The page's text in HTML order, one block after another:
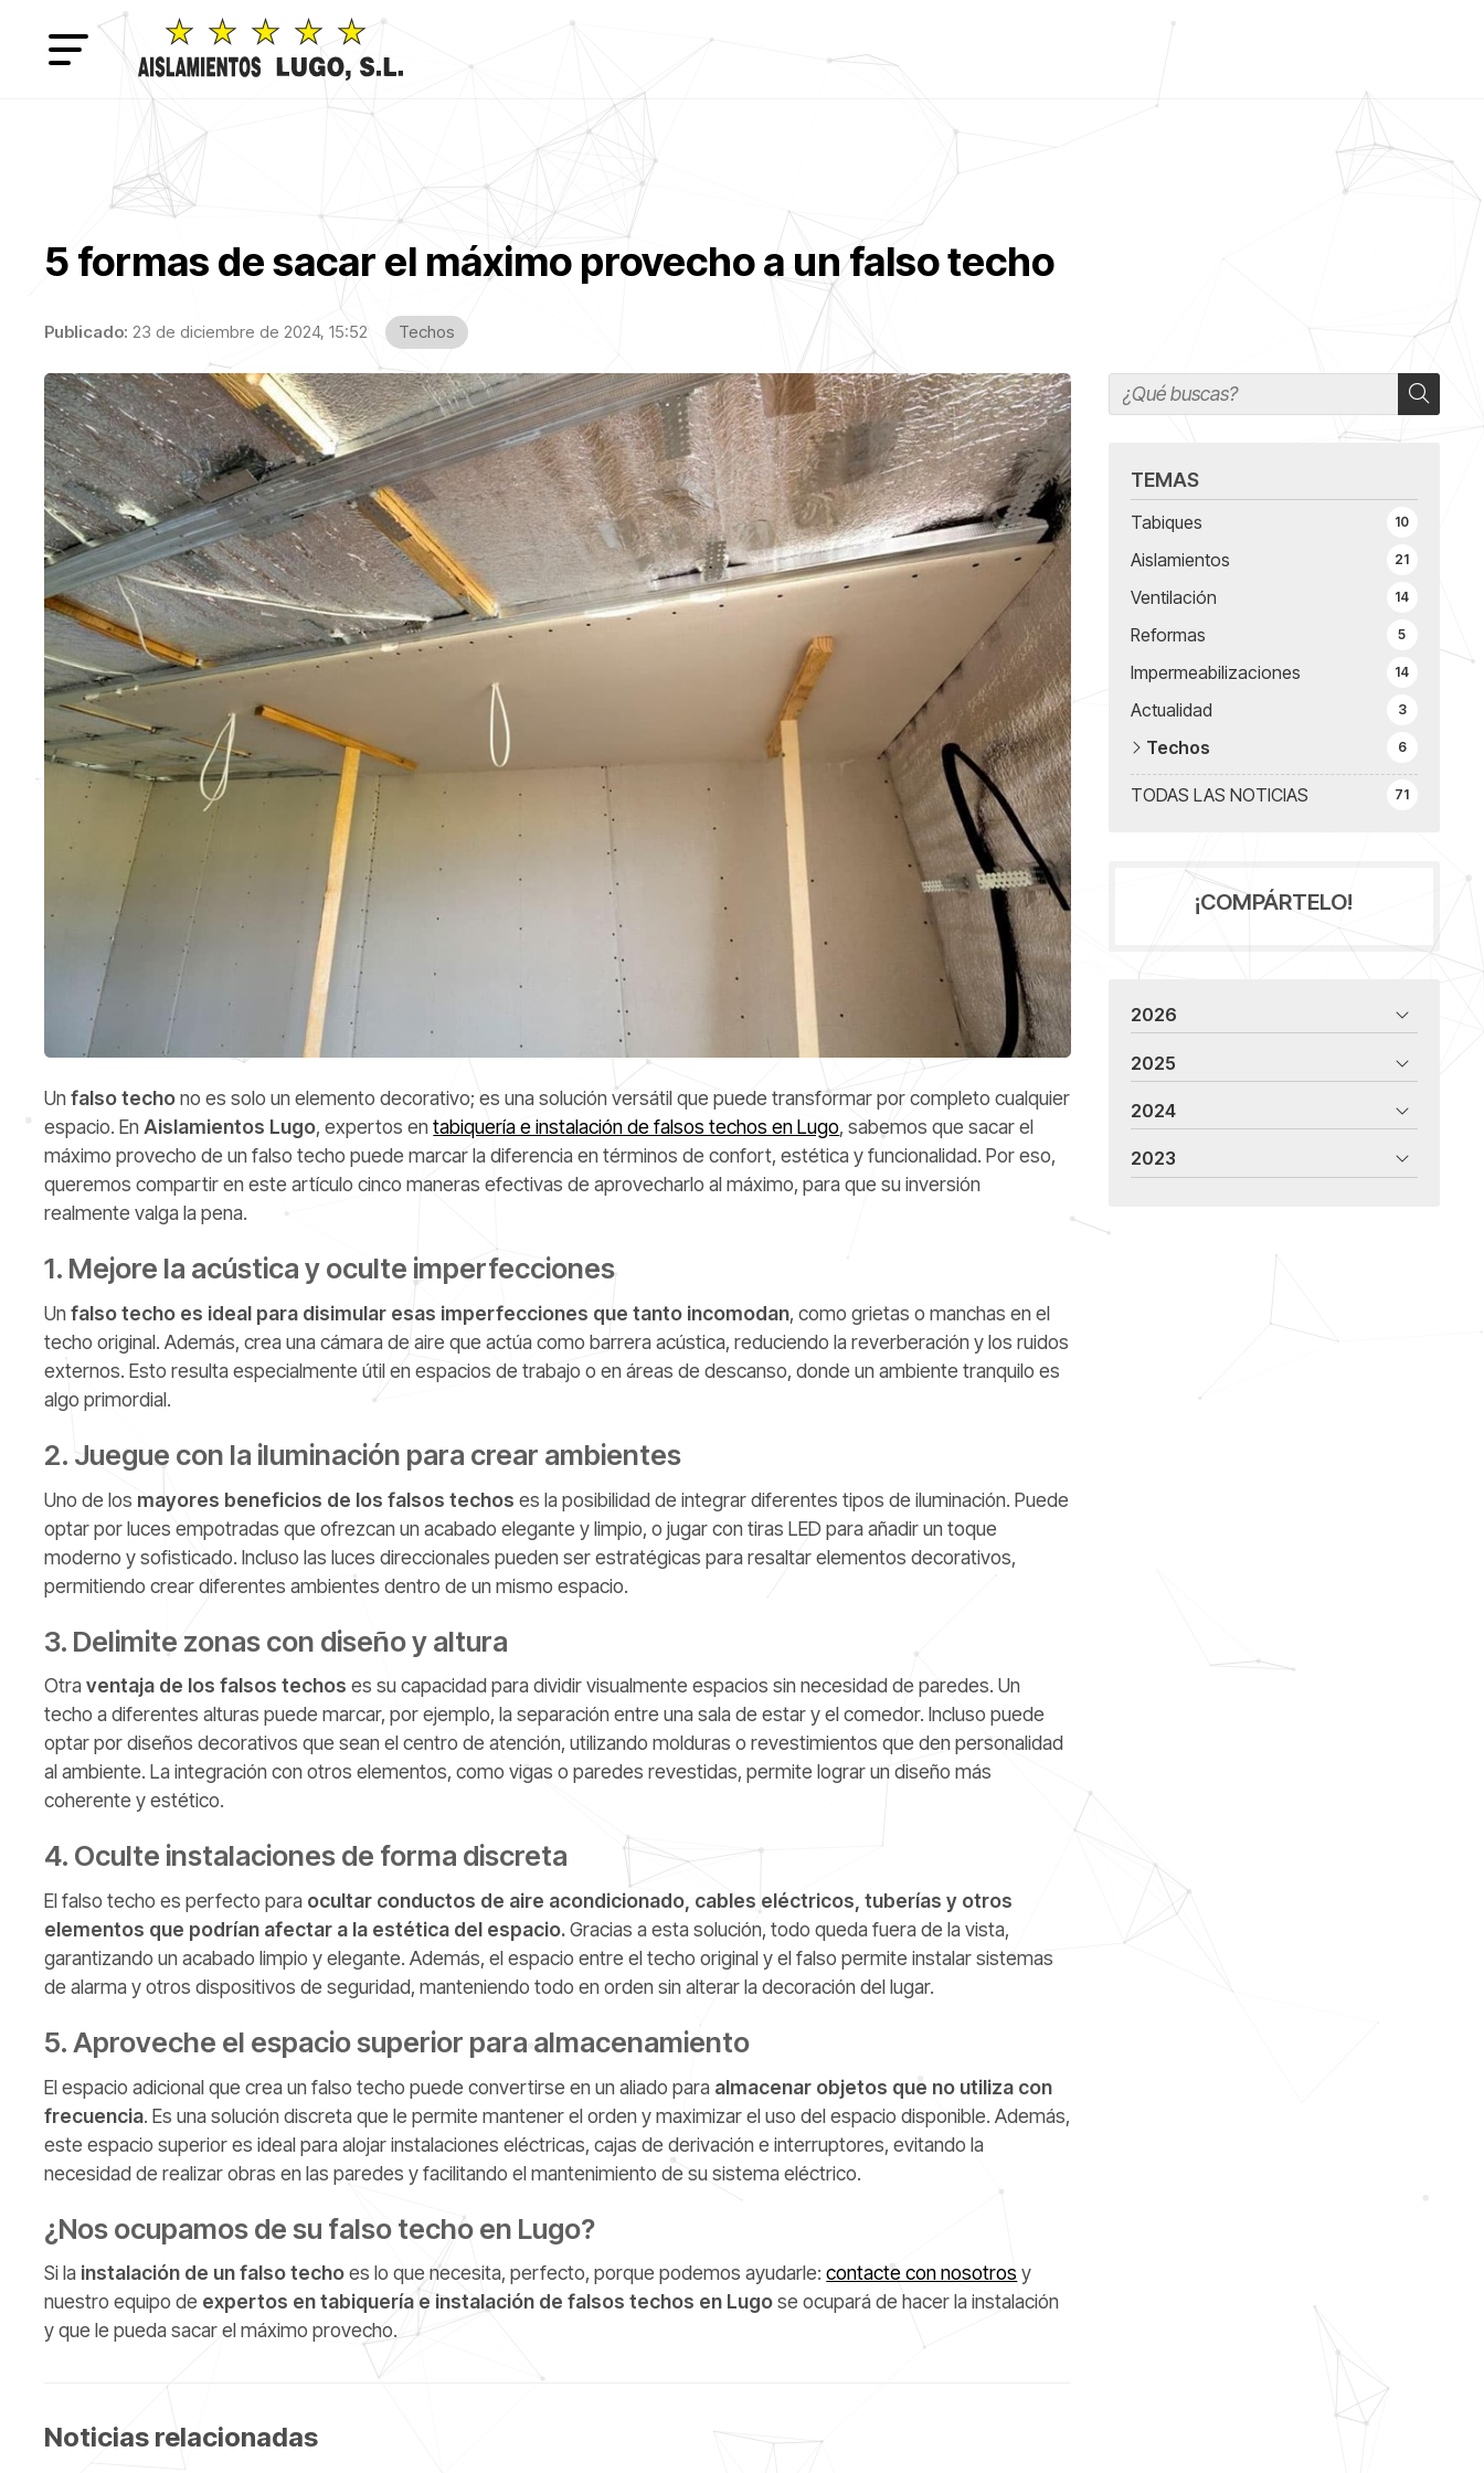
5 formas de sacar el máximo provecho a un falso techo
Publicado: 23 de diciembre de 2024, 15:52 Techos
TEMAS
TODAS LAS NOTICIAS 71
Tabiques 10
Aislamientos 21
Ventilación 14
Reformas 5
Impermeabilizaciones 14
Actualidad 3
Techos 6
Unfalso techono es solo un elemento decorativo; es una solución versátil que puede transformar por completo cualquier
espacio. EnAislamientos Lugo, expertos entabiquería e instalación de falsos techos en Lugo, sabemos que sacar el
máximo provecho de un falso techo puede marcar la diferencia en términos de confort, estética y funcionalidad. Por eso,
queremos compartir en este artículo cinco maneras efectivas de aprovecharlo al máximo, para que su inversión
realmente valga la pena.
1. Mejore la acústica y oculte imperfecciones
Unfalso techo es ideal para disimular esas imperfecciones que tanto incomodan, como grietas o manchas en el
techo original. Además, crea una cámara de aire que actúa como barrera acústica, reduciendo la reverberación y los ruidos
externos. Esto resulta especialmente útil en espacios de trabajo o en áreas de descanso, donde un ambiente tranquilo es
algo primordial.
2. Juegue con la iluminación para crear ambientes
Uno de los mayores beneficios de los falsos techos es la posibilidad de integrar diferentes tipos de iluminación. Puede
optar por luces empotradas que ofrezcan un acabado elegante y limpio, o jugar con tiras LED para añadir un toque
moderno y sofisticado. Incluso las luces direccionales pueden ser estratégicas para resaltar elementos decorativos,
permitiendo crear diferentes ambientes dentro de un mismo espacio.
3. Delimite zonas con diseño y altura
Otraventaja de los falsos techos es su capacidad para dividir visualmente espacios sin necesidad de paredes. Un
techo a diferentes alturas puede marcar, por ejemplo, la separación entre una sala de estar y el comedor. Incluso puede
optar por diseños decorativos que sean el centro de atención, utilizando molduras o revestimientos que den personalidad
al ambiente. La integración con otros elementos, como vigas o paredes revestidas, permite lograr un diseño más
coherente y estético.
4. Oculte instalaciones de forma discreta
El falso techo es perfecto para ocultar conductos de aire acondicionado, cables eléctricos, tuberías y otros
elementos que podrían afectar a la estética del espacio.Gracias a esta solución, todo queda fuera de la vista,
garantizando un acabado limpio y elegante. Además, el espacio entre el techo original y el falso permite instalar sistemas
de alarma y otros dispositivos de seguridad, manteniendo todo en orden sin alterar la decoración del lugar.
5. Aproveche el espacio superior para almacenamiento
El espacio adicional que crea un falso techo puede convertirse en un aliado para almacenar objetos que no utiliza con
frecuencia. Es una solución discreta que le permite mantener el orden y maximizar el uso del espacio disponible. Además,
este espacio superior es ideal para alojar instalaciones eléctricas, cajas de derivación e interruptores, evitando la
necesidad de realizar obras en las paredes y facilitando el mantenimiento de su sistema eléctrico.
¿Nos ocupamos de su falso techo en Lugo?
Si la instalación de un falso techoes lo que necesita, perfecto, porque podemos ayudarle:contacte con nosotrosy
nuestro equipo de expertos en tabiquería e instalación de falsos techos en Lugose ocupará de hacer la instalación
y que le pueda sacar el máximo provecho.
Noticias relacionadas
¡COMPÁRTELO!
2026
2025
2024
2023